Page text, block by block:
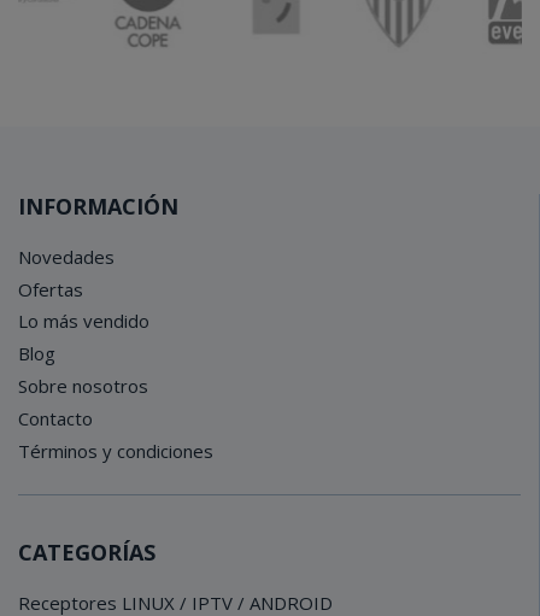
INFORMACIÓN
Novedades
Ofertas
Lo más vendido
Blog
Sobre nosotros
Contacto
Términos y condiciones
CATEGORÍAS
Receptores LINUX / IPTV / ANDROID